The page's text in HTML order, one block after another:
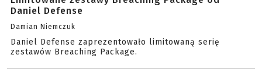
Daniel Defense
Damian Niemczuk
Daniel Defense zaprezentowało limitowaną serię
zestawów Breaching Package.